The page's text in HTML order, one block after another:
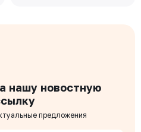
нашу новостную
предложения